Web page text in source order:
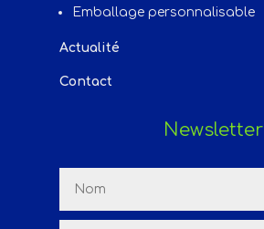
Emballage personnalisable
Actualité
Contact
Newsletter